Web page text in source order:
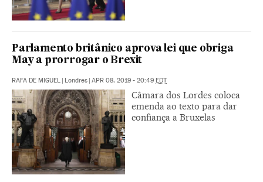
Parlamento britânico aprova lei que obriga
May a prorrogar o Brexit
RAFA DE MIGUEL Londres APR 08, 2019 - 20:49 EDT
Câmara dos Lordes coloca
emenda ao texto para dar
confiança a Bruxelas